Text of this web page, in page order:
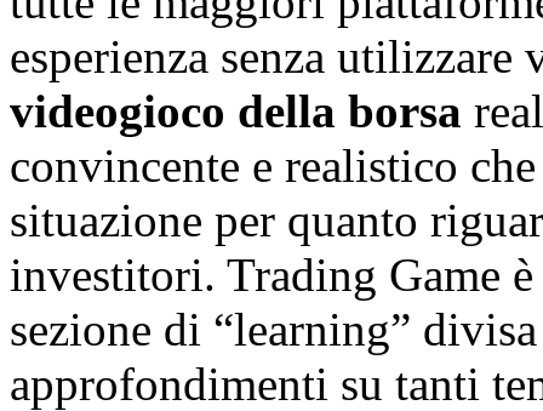
esperienza senza utilizzare
videogioco della borsa
convincente e realistico
situazione per quanto
investitori. Trading Game
sezione di “learning”
approfondimenti su tanti